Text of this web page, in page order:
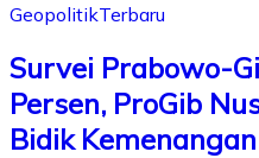
GeopolitikTerbaru
Survei Prabowo-
Persen, ProGib
Bidik